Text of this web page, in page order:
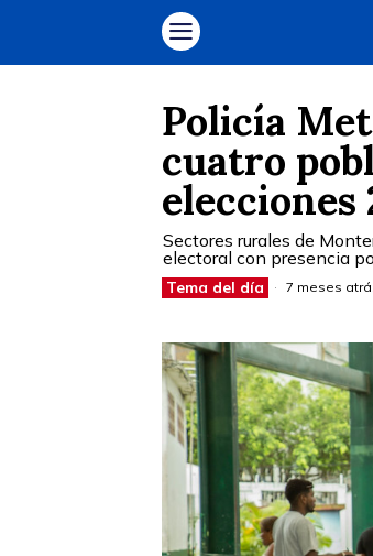
Policía
cuatro
elecciones
Sectores rurales de
electoral con presencia
Tema del día 7 meses